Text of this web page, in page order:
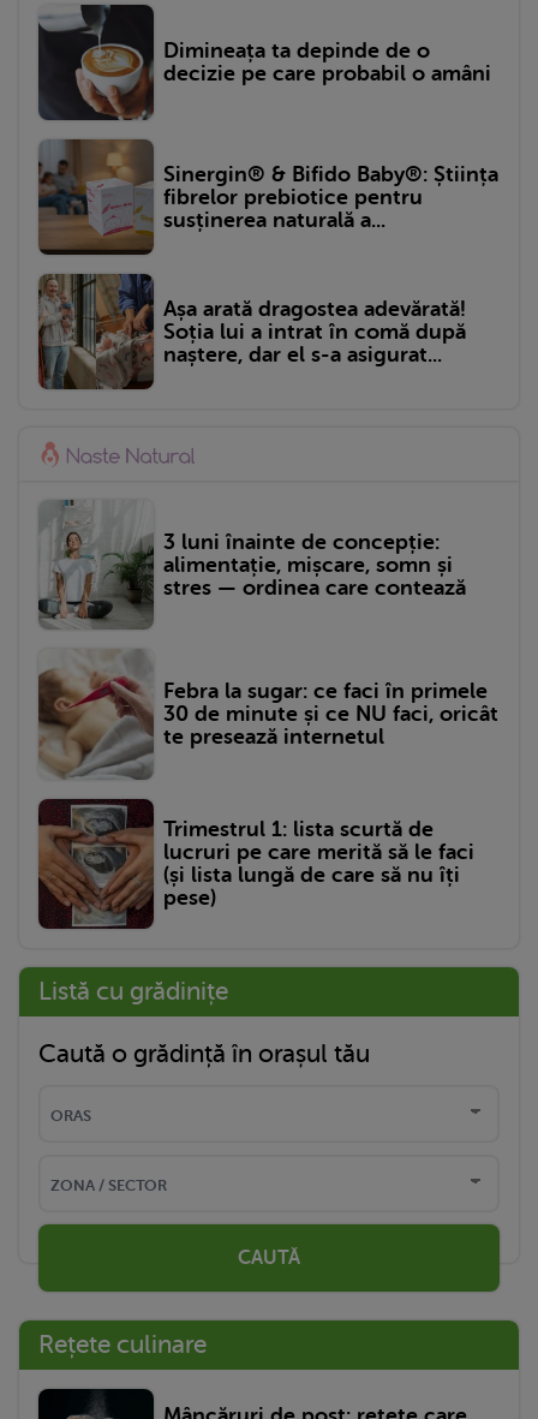
Dimineața ta depinde de o
decizie pe care probabil o amâni
Sinergin® & Bifido Baby®: Știința
fibrelor prebiotice pentru
susținerea naturală a...
Așa arată dragostea adevărată!
Soția lui a intrat în comă după
naștere, dar el s-a asigurat...
3 luni înainte de concepție:
alimentație, mișcare, somn și
stres — ordinea care contează
Febra la sugar: ce faci în primele
30 de minute și ce NU faci, oricât
te presează internetul
Trimestrul 1: lista scurtă de
lucruri pe care merită să le faci
(și lista lungă de care să nu îți
pese)
Listă cu grădinițe
Caută o grădință în orașul tău
CAUTĂ
Rețete culinare